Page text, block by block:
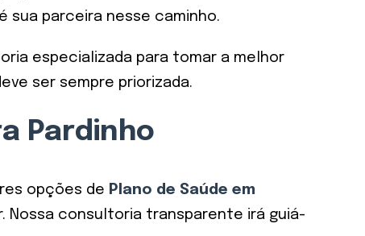
sua parceira nesse caminho.
especializada para tomar a melhor
ser sempre priorizada.
Pardinho
opções de Plano de Saúde em
consultoria transparente irá guiá-